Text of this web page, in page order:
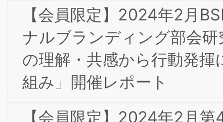
【会員限定】2022年3月 第8回東阪合同
専門部会研究会「Calbee Future Laboと
ユーザーイノベーション」カルビー株式
会社 大塚竜太 氏
2022年頭のご挨拶
【会員限定】2021年12月 第6回東阪合同